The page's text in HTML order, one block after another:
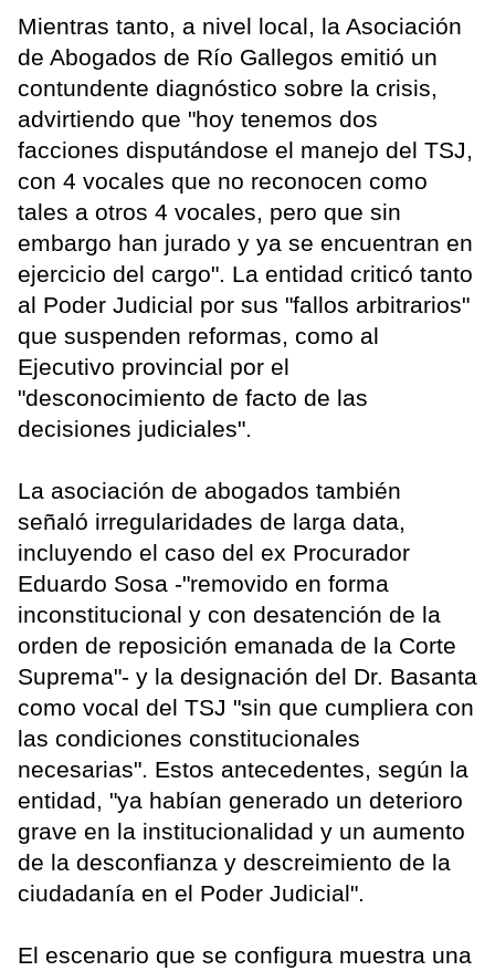
Mientras tanto, a nivel local, la Asociación
de Abogados de Río Gallegos emitió un
contundente diagnóstico sobre la crisis,
advirtiendo que "hoy tenemos dos
facciones disputándose el manejo del TSJ,
con 4 vocales que no reconocen como
tales a otros 4 vocales, pero que sin
embargo han jurado y ya se encuentran en
ejercicio del cargo". La entidad criticó tanto
al Poder Judicial por sus "fallos arbitrarios"
que suspenden reformas, como al
Ejecutivo provincial por el
"desconocimiento de facto de las
decisiones judiciales".
La asociación de abogados también
señaló irregularidades de larga data,
incluyendo el caso del ex Procurador
Eduardo Sosa -"removido en forma
inconstitucional y con desatención de la
orden de reposición emanada de la Corte
Suprema"- y la designación del Dr. Basanta
como vocal del TSJ "sin que cumpliera con
las condiciones constitucionales
necesarias". Estos antecedentes, según la
entidad, "ya habían generado un deterioro
grave en la institucionalidad y un aumento
de la desconfianza y descreimiento de la
ciudadanía en el Poder Judicial".
El escenario que se configura muestra una